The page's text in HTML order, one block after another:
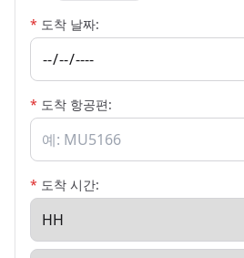
* 도착 날짜:
* 도착 항공편:
* 도착 시간: